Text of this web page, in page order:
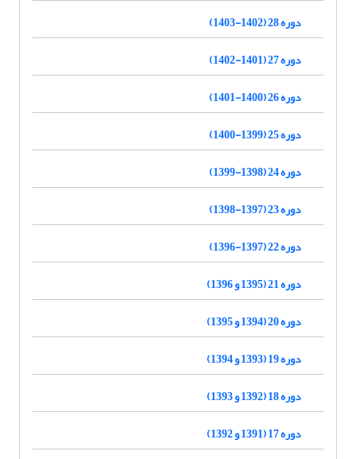
دوره 28 (1402-1403)
دوره 27 (1401-1402)
دوره 26 (1400-1401)
دوره 25 (1399-1400)
دوره 24 (1398-1399)
دوره 23 (1397-1398)
دوره 22 (1397-1396)
دوره 21 (1395 و 1396)
دوره 20 (1394 و 1395)
دوره 19 (1393 و 1394)
دوره 18 (1392 و 1393)
دوره 17 (1391 و 1392)